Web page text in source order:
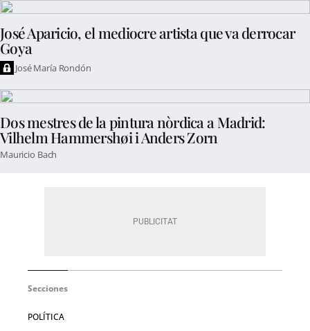
José Aparicio, el mediocre artista que va derrocar
Goya
José María Rondón
Dos mestres de la pintura nòrdica a Madrid:
Vilhelm Hammershøi i Anders Zorn
Mauricio Bach
Secciones
POLÍTICA